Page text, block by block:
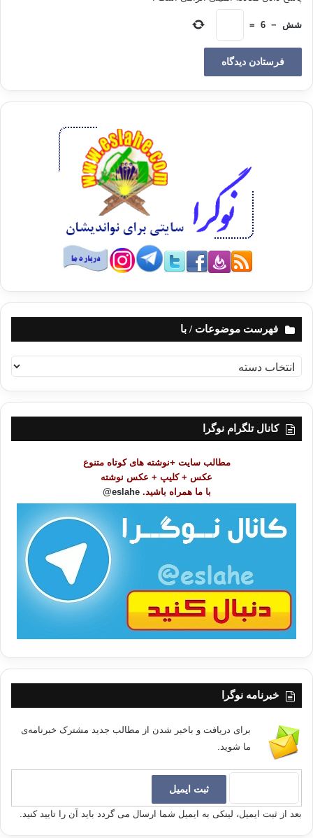
شش −
6
=
فهرست موضوعات / با
ه
ر
کانال تلگرام نوگرا
مطالب سایت +نوشته های کوتاه متنوع
عکس + کلیپ + عکس نوشته
با ما همراه باشید. eslahe@
خبرنامه نوگرا
برای دریافت و باخبر شدن از مطالب جدید مشترک خبرنامه‌ی
ما شوید.
بعد از ثبت ایمیل، لینکی به ایمیل شما ارسال می گردد باید آن را تایید کنید.